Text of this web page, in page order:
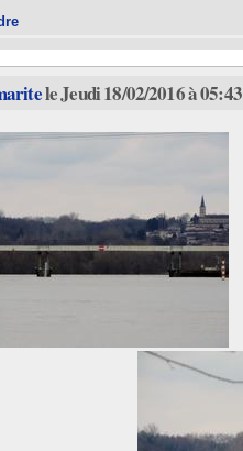
le Jeudi 18/02/2016 à 05:43